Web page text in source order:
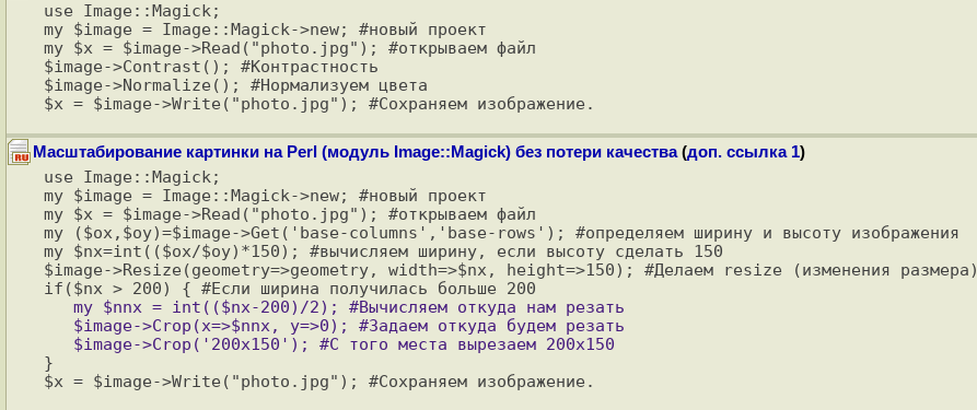
use Image::Magick;
my $image = Image::Magick->new; #новый проект
my $x = $image->Read("photo.jpg"); #открываем файл
$image->Contrast(); #Контрастность
$image->Normalize(); #Нормализуем цвета
Масштабирование картинки на Perl (модуль Image::Magick) без потери качества(доп. ссылка 1)
use Image::Magick;
my $image = Image::Magick->new; #новый проект
my $x = $image->Read("photo.jpg"); #открываем файл
my ($ox,$oy)=$image->Get('base-columns','base-rows'); #определяем ширину и высоту изображения
my $nx=int(($ox/$oy)*150); #вычисляем ширину, если высоту сделать 150
$image->Resize(geometry=>geometry, width=>$nx, height=>150); #Делаем resize (изменения размера)
}